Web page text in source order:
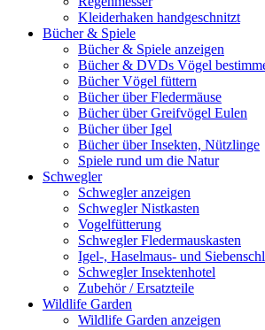
Kleiderhaken handgeschnitzt
Bücher & Spiele
Bücher & Spiele anzeigen
Bücher & DVDs Vögel
Bücher Vögel füttern
Bücher über Fledermäuse
Bücher über Greifvögel Eulen
Bücher über Igel
Bücher über Insekten, Nützlinge
Spiele rund um die Natur
Schwegler
Schwegler anzeigen
Schwegler Nistkasten
Vogelfütterung
Schwegler Fledermauskasten
Igel-, Haselmaus- und
Schwegler Insektenhotel
Zubehör / Ersatzteile
Wildlife Garden
Wildlife Garden anzeigen